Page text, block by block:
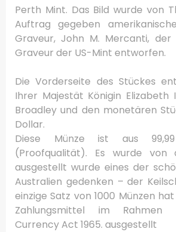
Perth Mint. Das Bild wurde von
Auftrag gegeben
Graveur, John M. Mercanti, der
Graveur der US-Mint entworfen.
Die Vorderseite des Stückes
Ihrer Majestät Königin Elizabeth
Broadley und den monetären
Dollar.
Diese Münze ist aus
(Proofqualität). Es wurde von
ausgestellt wurde eines der
Australien gedenken – der
einzige Satz von 1000 Münzen
Zahlungsmittel im Rahmen
Currency Act 1965. ausgestellt